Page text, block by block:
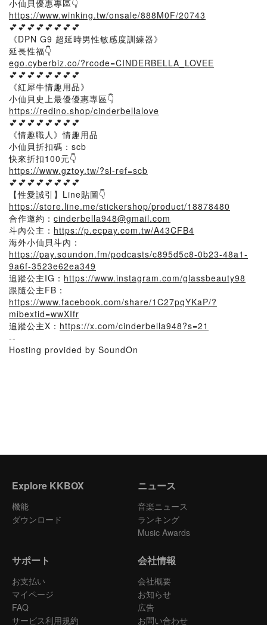
小仙貝優惠專區👇
https://www.winking.tw/onsale/888M0F/20743
💕💕💕💕💕💕💕💕
《DPN G9 超延時男性敏感度訓練器》
延長性福👇
ego.cyberbiz.co/?rcode=CINDERBELLA_LOVEE
💕💕💕💕💕💕💕💕
《紅犀牛情趣用品》
小仙貝史上最優優惠專區👇
https://redino.shop/cinderbellalove
💕💕💕💕💕💕💕💕
《情趣職人》情趣用品
小仙貝折扣碼：scb
快來折扣100元👇
https://www.gztoy.tw/?sl-ref=scb
💕💕💕💕💕💕💕💕
【性愛誠引】Line貼圖👇
https://store.line.me/stickershop/product/18878480
合作邀約： cinderbella948@gmail.com
斗內公主： https://p.ecpay.com.tw/A43CFB4
海外小仙貝斗內：
https://pay.soundon.fm/podcasts/c895d5c8-0b23-48a1-
9a6f-3523e62ea349
追蹤公主IG： https://www.instagram.com/glassbeauty98
跟隨公主FB：
https://www.facebook.com/share/1C27pqYKaP/?
mibextid=wwXIfr
追蹤公主X： https://x.com/cinderbella948?s=21
--
Hosting provided by SoundOn
Explore KKBOX
機能
ダウンロード
ニュース
音楽ニュース
ランキング
Music Awards
サポート
お支払い
マイページ
FAQ
サービス利用規約
会社情報
会社概要
お知らせ
広告
お問い合わせ